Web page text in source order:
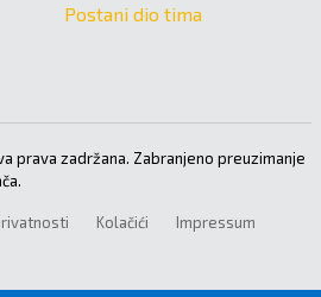
Postani dio tima
prava zadržana. Zabranjeno preuzimanje
Kolačići Impressum